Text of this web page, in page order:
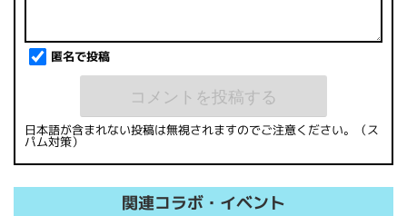
匿名で投稿
日本語が含まれない投稿は無視されますのでご注意ください。（ス
パム対策）
関連コラボ・イベント